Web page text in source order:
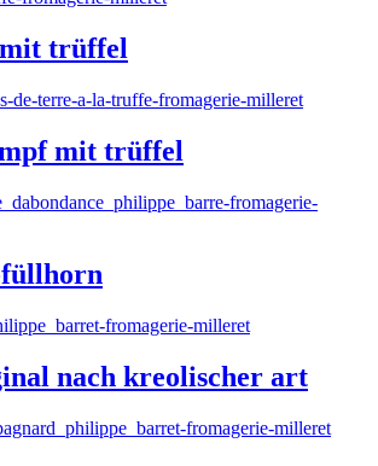
trüffel
mit trüffel
nach kreolischer art